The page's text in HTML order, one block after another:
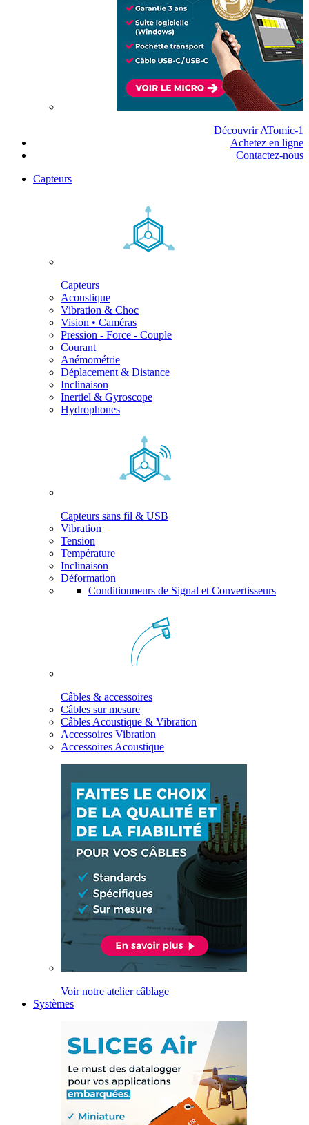
Découvrir ATomic-1
Achetez en ligne
Contactez-nous
Capteurs
Capteurs
Acoustique
Vibration & Choc
Vision • Caméras
Pression - Force - Couple
Courant
Anémométrie
Déplacement & Distance
Inclinaison
Inertiel & Gyroscope
Hydrophones
Capteurs sans fil & USB
Vibration
Tension
Température
Inclinaison
Déformation
Conditionneurs de Signal et Convertisseurs
Câbles & accessoires
Câbles sur mesure
Câbles Acoustique & Vibration
Accessoires Vibration
Accessoires Acoustique
Voir notre atelier câblage
Systèmes